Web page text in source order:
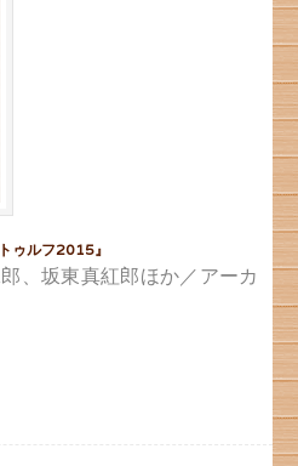
ゥルフ2015』
、坂東真紅郎ほか／アーカ